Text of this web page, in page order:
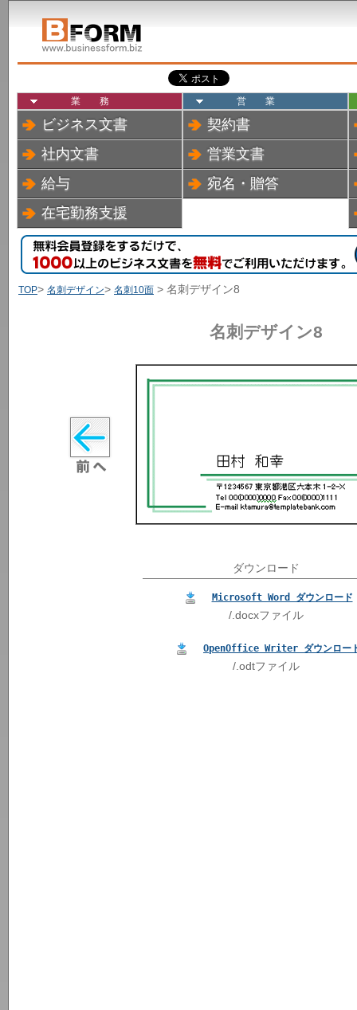
業務
ビジネス文書
社内文書
給与
在宅勤務支援
営業
契約書
営業文書
宛名・贈答
TOP> 名刺デザイン> 名刺10面 > 名刺デザイン8
名刺デザイン8
ダウンロード
Microsoft Word ダウンロード
/.docxファイル
OpenOffice Writer ダウンロー
/.odtファイル